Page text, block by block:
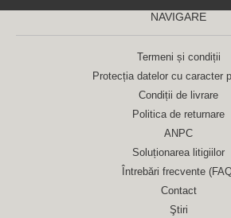
NAVIGARE
Termeni și condiții
Protecția datelor cu caracter
Condiții de livrare
Politica de returnare
ANPC
Soluționarea litigiilor
Întrebări frecvente
Contact
Ştiri